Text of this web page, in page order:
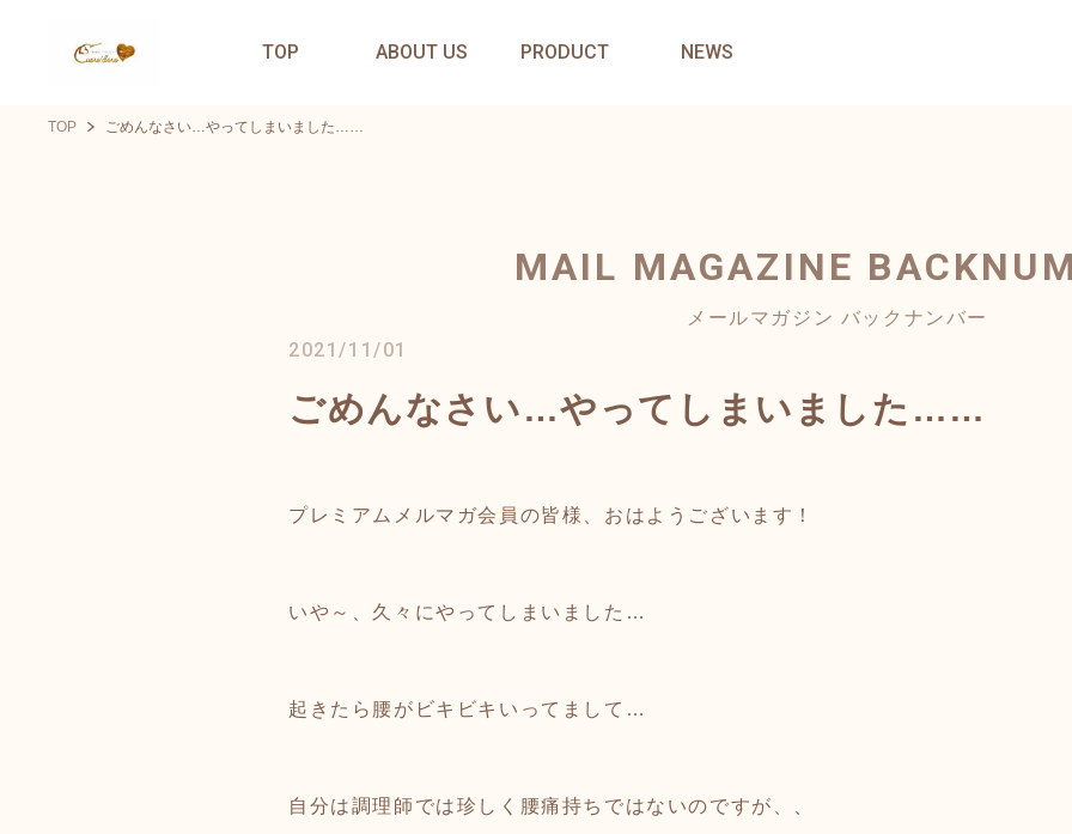
TOP ABOUT US PRODUCT NEWS
TOP ごめんなさい…やってしまいました……
MAIL MAGAZINE
メールマガジン バックナンバー
2021/11/01
ごめんなさい…やってしまいました……
プレミアムメルマガ会員の皆様、おはようございます！
いや～、久々にやってしまいました…
起きたら腰がビキビキいってまして…
自分は調理師では珍しく腰痛持ちではないのですが、、